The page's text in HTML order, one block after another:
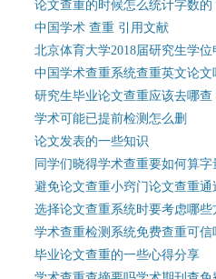
论文查重的时候怎么统计字数的
中国学术 查重 引用文献
北京体育大学2018届研究生学
中国学术查重系统查重英文论文
研究生毕业论文查重应该去哪
学术可能已提前检测怎么删
论文发表的一些知识
同学们晓得学术查重要如何算字
避免论文查重小窍门论文查重
选择论文查重系统时要考虑哪些
学术查重检测系统免费查重可
毕业论文查重的一些心得分享